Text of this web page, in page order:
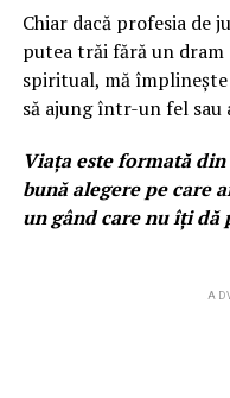
Chiar dacă profesia de
putea trăi fără un dram
spiritual, mă
să ajung într-un fel sau
Viața este formată din
bună alegere pe care
un gând care nu îți dă